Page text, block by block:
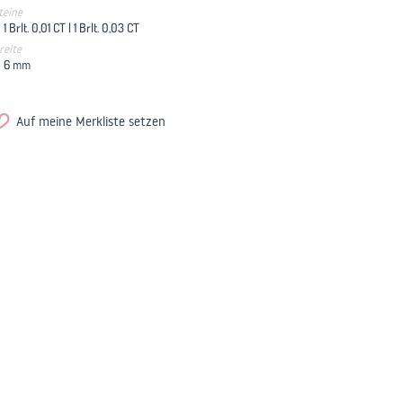
1 Brlt. 0,01 CT | 1 Brlt. 0,03 CT
6 mm
Auf meine Merkliste setzen